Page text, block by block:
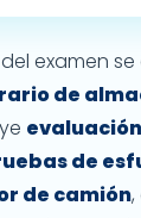
examen
de
de
de camión